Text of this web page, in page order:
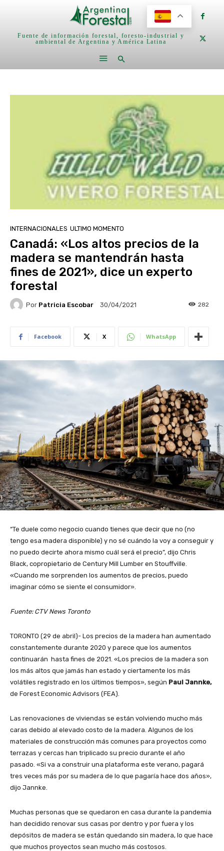
Fuente de información forestal, foresto-industrial y
ambiental de Argentina y América Latina
INTERNACIONALES ULTIMO MOMENTO
Canadá: «Los altos precios de la
madera se mantendrán hasta
fines de 2021», dice un experto
forestal
Por Patricia Escobar 30/04/2021 282
Facebook X WhatsApp
“Te duele como negocio cuando tienes que decir que no (no
tengo esa madera disponible) y no sé cuándo la voy a conseguir y
no puedo decirte ahora mismo cuál será el precio”, dijo Chris
Black, copropietario de Century Mill Lumber en Stouffville.
«Cuando me sorprenden los aumentos de precios, puedo
imaginar cómo se siente el consumidor».
Fuente: CTV News Toronto
TORONTO (29 de abril)- Los precios de la madera han aumentado
constantemente durante 2020 y parece que los aumentos
continuarán hasta fines de 2021. «Los precios de la madera son
los más altos que jamás han estado y ciertamente los más
volátiles registrado en los últimos tiempos», según Paul Jannke,
de Forest Economic Advisors (FEA).
Las renovaciones de viviendas se están volviendo mucho más
caras debido al elevado costo de la madera. Algunos de los
materiales de construcción más comunes para proyectos como
terrazas y cercas han triplicado su precio durante el año
pasado. «Si va a construir una plataforma este verano, pagará
tres veces más por su madera de lo que pagaría hace dos años»,
dijo Jannke.
Muchas personas que se quedaron en casa durante la pandemia
han decidido renovar sus casas por dentro y por fuera y los
depósitos de madera se están quedando sin madera, lo que hace
que muchos proyectos sean mucho más costosos.